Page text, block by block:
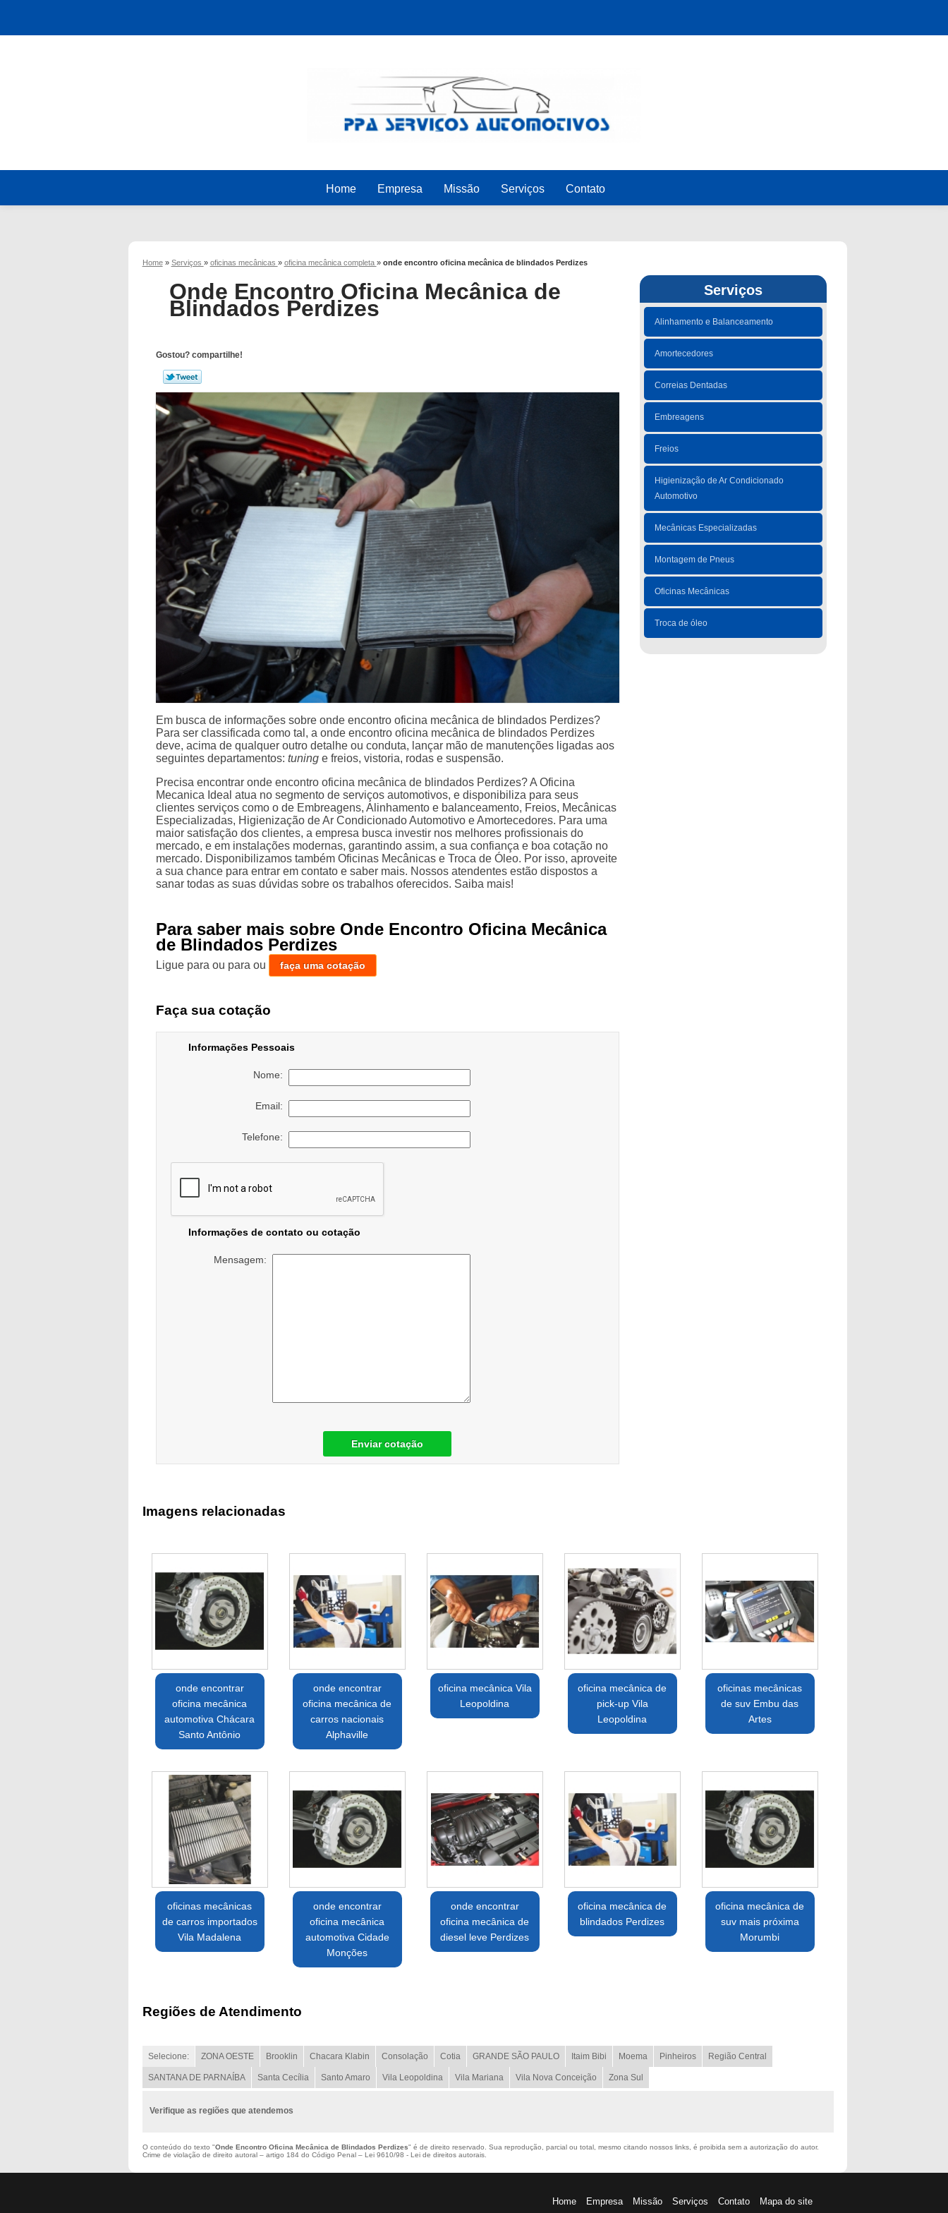
Home Empresa Missão Serviços Contato
Home » Serviços » oficinas mecânicas » oficina mecânica completa » onde encontro oficina mecânica de blindados Perdizes
Serviços
Alinhamento e Balanceamento
Amortecedores
Correias Dentadas
Embreagens
Freios
Higienização de Ar Condicionado
Automotivo
Mecânicas Especializadas
Montagem de Pneus
Oficinas Mecânicas
Troca de óleo
Onde Encontro Oficina Mecânica de
Blindados Perdizes
Gostou? compartilhe!
Em busca de informações sobre onde encontro oficina mecânica de blindados Perdizes?
Para ser classificada como tal, a onde encontro oficina mecânica de blindados Perdizes
deve, acima de qualquer outro detalhe ou conduta, lançar mão de manutenções ligadas aos
seguintes departamentos: tuning e freios, vistoria, rodas e suspensão.
Precisa encontrar onde encontro oficina mecânica de blindados Perdizes? A Oficina
Mecanica Ideal atua no segmento de serviços automotivos, e disponibiliza para seus
clientes serviços como o de Embreagens, Alinhamento e balanceamento, Freios, Mecânicas
Especializadas, Higienização de Ar Condicionado Automotivo e Amortecedores. Para uma
maior satisfação dos clientes, a empresa busca investir nos melhores profissionais do
mercado, e em instalações modernas, garantindo assim, a sua confiança e boa cotação no
mercado. Disponibilizamos também Oficinas Mecânicas e Troca de Óleo. Por isso, aproveite
a sua chance para entrar em contato e saber mais. Nossos atendentes estão dispostos a
sanar todas as suas dúvidas sobre os trabalhos oferecidos. Saiba mais!
Para saber mais sobre Onde Encontro Oficina Mecânica
de Blindados Perdizes
Ligue paraou paraou faça uma cotação
Faça sua cotação
Informações Pessoais
Nome:
Email:
Telefone:
Informações de contato ou cotação
Mensagem:
Enviar cotação
Imagens relacionadas
onde encontrar
oficina mecânica
automotiva Chácara
Santo Antônio
onde encontrar
oficina mecânica de
carros nacionais
Alphaville
oficina mecânica Vila
Leopoldina
oficina mecânica de
pick-up Vila
Leopoldina
oficinas mecânicas
de suv Embu das
Artes
oficinas mecânicas
de carros importados
Vila Madalena
onde encontrar
oficina mecânica
automotiva Cidade
Monções
onde encontrar
oficina mecânica de
diesel leve Perdizes
oficina mecânica de
blindados Perdizes
oficina mecânica de
suv mais próxima
Morumbi
Regiões de Atendimento
Selecione: ZONA OESTE Brooklin Chacara Klabin Consolação Cotia GRANDE SÃO PAULO Itaim Bibi Moema Pinheiros Região Central
SANTANA DE PARNAÍBA Santa Cecília Santo Amaro Vila Leopoldina Vila Mariana Vila Nova Conceição Zona Sul
Verifique as regiões que atendemos
O conteúdo do texto "Onde Encontro Oficina Mecânica de Blindados Perdizes" é de direito reservado. Sua reprodução, parcial ou total, mesmo citando nossos links, é proibida sem a autorização do autor.
Crime de violação de direito autoral – artigo 184 do Código Penal – Lei 9610/98 - Lei de direitos autorais.
Home Empresa Missão Serviços Contato Mapa do site